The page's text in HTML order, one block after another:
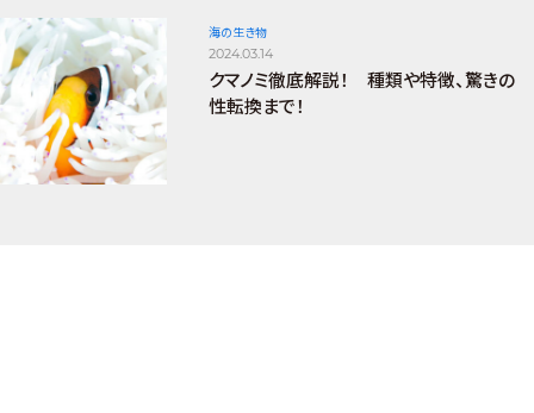
海の生き物
2024.03.14
クマノミ徹底解説！ 種類や特徴、驚きの
性転換まで！